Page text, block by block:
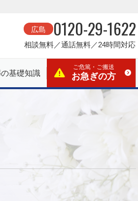
広島 0120-29-1622
相談無料／通話無料／24時間対応
基礎知識
ご危篤・ご搬送
お急ぎの方